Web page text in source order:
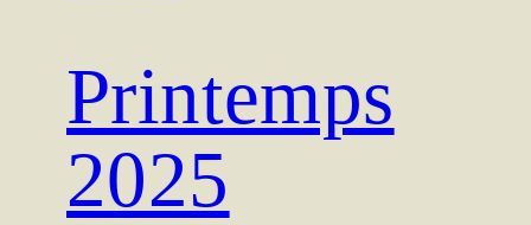
Printemps
2025